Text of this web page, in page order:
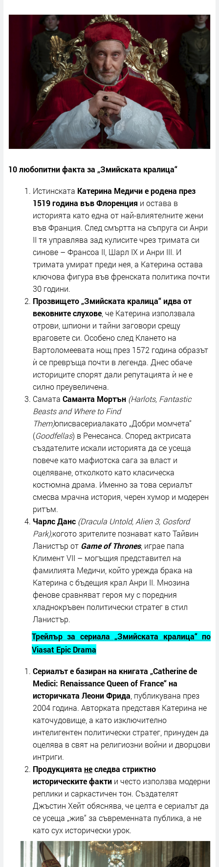
10 любопитни факта за „Змийската кралица“
Истинската Катерина Медичи е родена през
1519 година във Флоренция и остава в
историята като една от най-влиятелните жени
във Франция. След смъртта на съпруга си Анри
II тя управлява зад кулисите чрез тримата си
синове – Франсоа II, Шарл IX и Анри III. И
тримата умират преди нея, а Катерина остава
ключова фигура във френската политика почти
30 години.
Прозвището „Змийската кралица“ идва от
вековните слухове , че Катерина използвала
отрови, шпиони и тайни заговори срещу
враговете си. Особено след Клането на
Вартоломеевата нощ през 1572 година образът
ѝ се превръща почти в легенда. Днес обаче
историците спорят дали репутацията ѝ не е
силно преувеличена.
Самата Саманта Мортън (Harlots, Fantastic
Beasts and Where to Find
Them)описвасериалакато „Добри момчета“
(Goodfellas) в Ренесанса. Според актрисата
създателите искали историята да се усеща
повече като мафиотска сага за власт и
оцеляване, отколкото като класическа
костюмна драма. Именно за това сериалът
смесва мрачна история, черен хумор и модерен
ритъм.
Чарлс Данс (Dracula Untold, Alien 3, Gosford
Park),когото зрителите познават като Тайвин
Ланистър от Game of Thrones, играе папа
Климент VII – могъщия представител на
фамилията Медичи, който урежда брака на
Катерина с бъдещия крал Анри II. Мнозина
фенове сравняват героя му с поредния
хладнокръвен политически стратег в стил
Ланистър.
Трейлър за сериала „Змийската кралица“ по
Viasat Epic Drama
Сериалът е базиран на книгата „Catherine de
Medici: Renaissance Queen of France“ на
историчката Леони Фрида , публикувана през
2004 година. Авторката представя Катерина не
каточудовище, а като изключително
интелигентен политически стратег, принуден да
оцелява в свят на религиозни войни и дворцови
интриги.
Продукцията неследва стриктно
историческите факти и често използва модерни
реплики и саркастичен тон. Създателят
Джъстин Хейт обяснява, че целта е сериалът да
се усеща „жив“ за съвременната публика, а не
като сух исторически урок.